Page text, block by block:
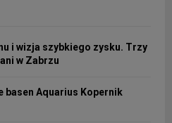
i wizja szybkiego zysku. Trzy
w Zabrzu
basen Aquarius Kopernik